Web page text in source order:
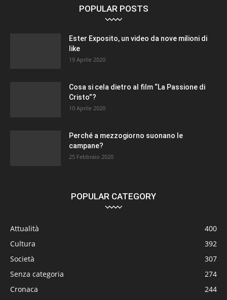
POPULAR POSTS
Ester Exposito, un video da nove milioni di
like
19 Aprile 2020
Cosa si cela dietro al film “La Passione di
Cristo”?
10 Aprile 2020
Perché a mezzogiorno suonano le
campane?
25 Febbraio 2020
POPULAR CATEGORY
Attualità
400
Cultura
392
Società
307
Senza categoria
274
Cronaca
244